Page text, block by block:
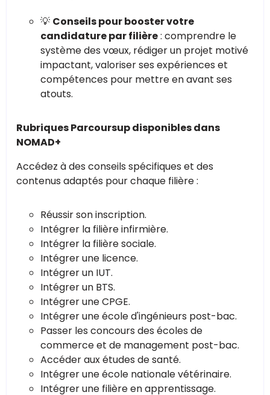
💡 Conseils pour booster votre
candidature par filière: comprendre le
système des vœux, rédiger un projet motivé
impactant, valoriser ses expériences et
compétences pour mettre en avant ses
atouts.
Rubriques Parcoursup disponibles dans
NOMAD+
Accédez à des conseils spécifiques et des
contenus adaptés pour chaque filière :
Réussir son inscription.
Intégrer la filière infirmière.
Intégrer la filière sociale.
Intégrer une licence.
Intégrer un IUT.
Intégrer un BTS.
Intégrer une CPGE.
Intégrer une école d'ingénieurs post-bac.
Passer les concours des écoles de
commerce et de management post-bac.
Accéder aux études de santé.
Intégrer une école nationale vétérinaire.
Intégrer une filière en apprentissage.